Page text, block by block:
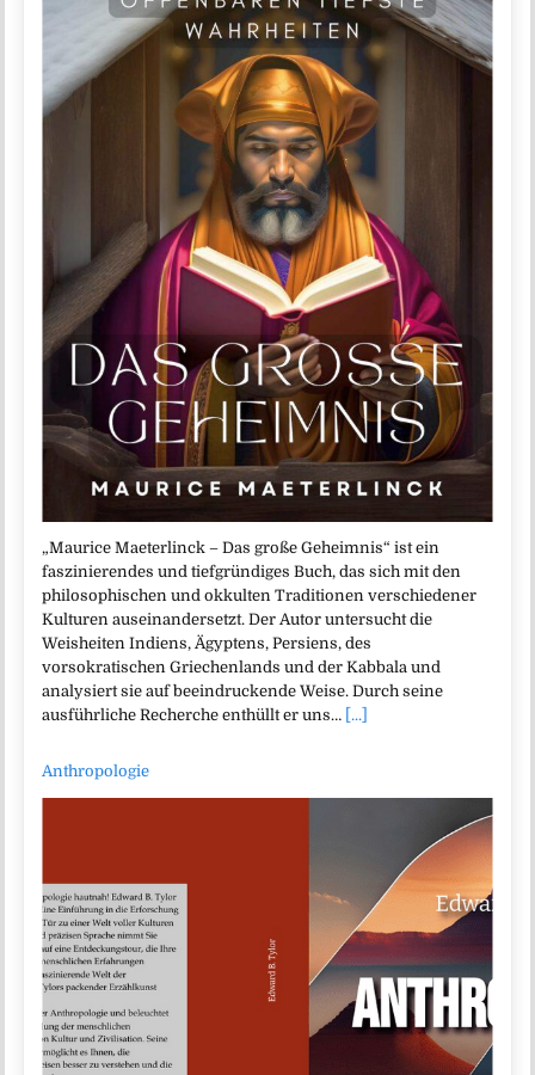
„Maurice Maeterlinck – Das große Geheimnis“ ist ein
faszinierendes und tiefgründiges Buch, das sich mit den
philosophischen und okkulten Traditionen verschiedener
Kulturen auseinandersetzt. Der Autor untersucht die
Weisheiten Indiens, Ägyptens, Persiens, des
vorsokratischen Griechenlands und der Kabbala und
analysiert sie auf beeindruckende Weise. Durch seine
ausführliche Recherche enthüllt er uns… [...]
Anthropologie